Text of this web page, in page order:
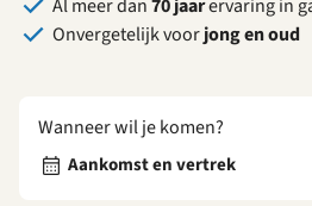
Al meer dan70 jaarervaring in
Onvergetelijk voorjong en oud
Wanneer wil je komen?
Aankomst en vertrek